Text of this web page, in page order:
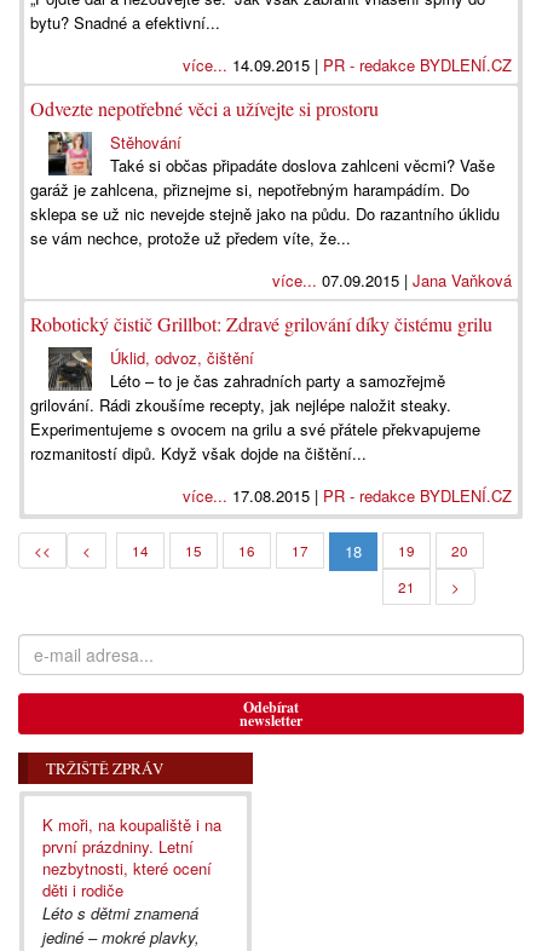
bytu? Snadné a efektivní...
více... 14.09.2015 | PR - redakce BYDLENÍ.CZ
Odvezte nepotřebné věci a užívejte si prostoru
Stěhování
Také si občas připadáte doslova zahlceni věcmi? Vaše
garáž je zahlcena, přiznejme si, nepotřebným harampádím. Do
sklepa se už nic nevejde stejně jako na půdu. Do razantního úklidu
se vám nechce, protože už předem víte, že...
více... 07.09.2015 | Jana Vaňková
Robotický čistič Grillbot: Zdravé grilování díky čistému grilu
Úklid, odvoz, čištění
Léto – to je čas zahradních party a samozřejmě
grilování. Rádi zkoušíme recepty, jak nejlépe naložit steaky.
Experimentujeme s ovocem na grilu a své přátele překvapujeme
rozmanitostí dipů. Když však dojde na čištění...
více... 17.08.2015 | PR - redakce BYDLENÍ.CZ
<< < 14 15 16 17 18 19
20
21
>
Odebírat
newsletter
TRŽIŠTĚ ZPRÁV
K moři, na koupaliště i na
první prázdniny. Letní
nezbytnosti, které ocení
děti i rodiče
Léto s dětmi znamená
jediné – mokré plavky,